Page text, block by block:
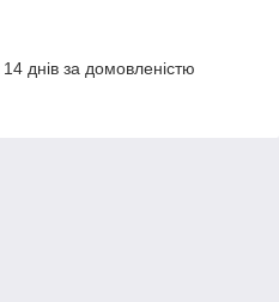
днів за домовленістю